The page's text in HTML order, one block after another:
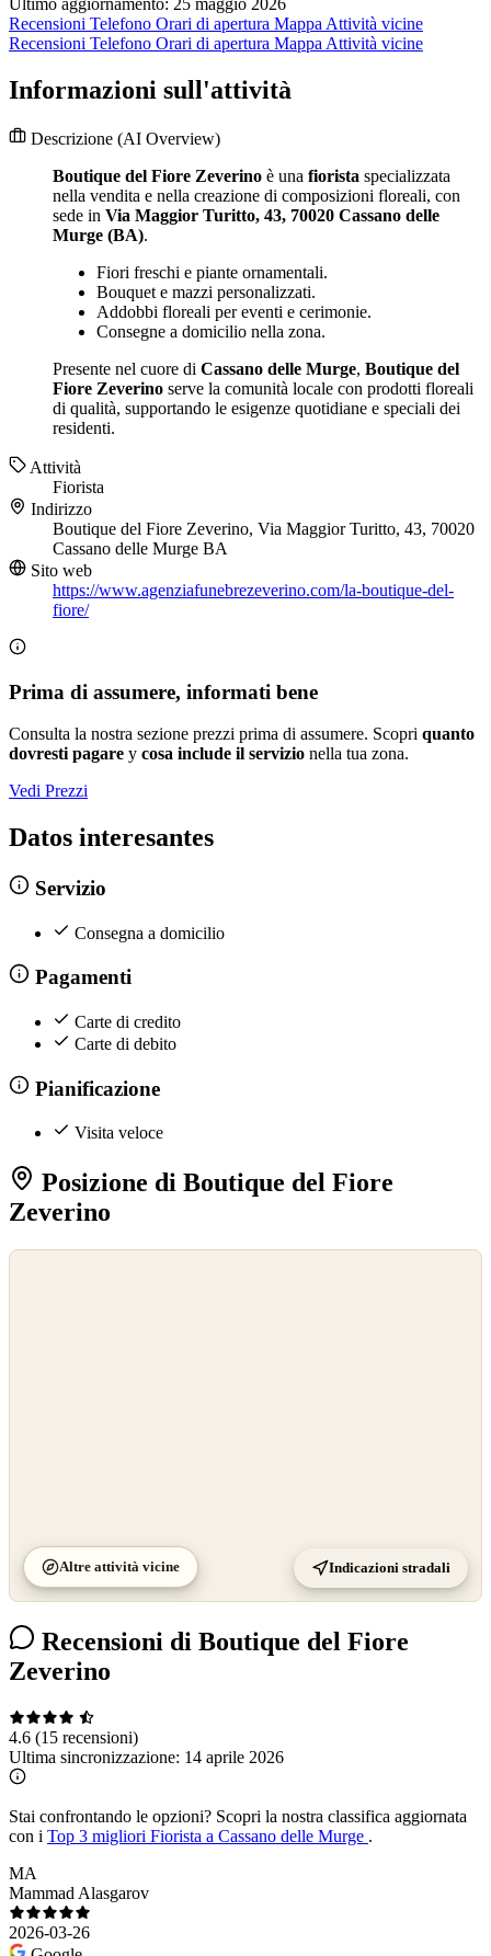
Ultimo aggiornamento: 25 maggio 2026
Recensioni Telefono Orari di apertura Mappa Attività vicine
Recensioni Telefono Orari di apertura Mappa Attività vicine
Informazioni sull'attività
Descrizione (AI Overview)
Boutique del Fiore Zeverino è una fiorista specializzata
nella vendita e nella creazione di composizioni floreali, con
sede in Via Maggior Turitto, 43, 70020 Cassano delle
Murge (BA).
Fiori freschi e piante ornamentali.
Bouquet e mazzi personalizzati.
Addobbi floreali per eventi e cerimonie.
Consegne a domicilio nella zona.
Presente nel cuore di Cassano delle Murge, Boutique del
Fiore Zeverino serve la comunità locale con prodotti floreali
di qualità, supportando le esigenze quotidiane e speciali dei
residenti.
Attività
Fiorista
Indirizzo
Boutique del Fiore Zeverino, Via Maggior Turitto, 43, 70020
Cassano delle Murge BA
Sito web
https://www.agenziafunebrezeverino.com/la-boutique-del-
fiore/
Prima di assumere, informati bene
Consulta la nostra sezione prezzi prima di assumere. Scopri quanto
dovresti pagare y cosa include il servizio nella tua zona.
Vedi Prezzi
Datos interesantes
Servizio
Consegna a domicilio
Pagamenti
Carte di credito
Carte di debito
Pianificazione
Visita veloce
Posizione di Boutique del Fiore
Zeverino
Altre attività vicine Indicazioni stradali
Recensioni di Boutique del Fiore
Zeverino
4.6 (15 recensioni)
Ultima sincronizzazione: 14 aprile 2026
Stai confrontando le opzioni? Scopri la nostra classifica aggiornata
con i Top 3 migliori Fiorista a Cassano delle Murge .
MA
Mammad Alasgarov
2026-03-26